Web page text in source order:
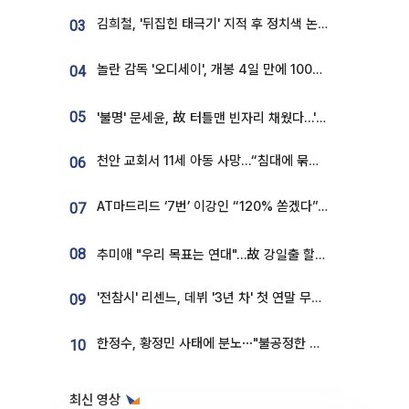
03 김희철, '뒤집힌 태극기' 지적 후 정치색 논란…"좌우 떠나 우리나라 국기"
04 놀란 감독 '오디세이', 개봉 4일 만에 100만 돌파⋯'왕사남' 보다 빠르다
05 '불명' 문세윤, 故 터틀맨 빈자리 채웠다…'거북이' 눈물의 최종 우승
06 천안 교회서 11세 아동 사망…“침대에 묶여 있었다” 진술 확보
07 AT마드리드 ‘7번’ 이강인 “120% 쏟겠다”⋯시메오네 감독 “필요한 선수”
08 추미애 "우리 목표는 연대"…故 강일출 할머니 흉상 제막
09 '전참시' 리센느, 데뷔 '3년 차' 첫 연말 무대 오른다⋯"그동안 섭외 안 와"
10 한정수, 황정민 사태에 분노⋯"불공정한 게임, 폭로자도 오픈 하라"
최신 영상